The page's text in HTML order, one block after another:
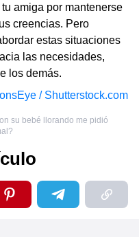
amiga por mantenerse
creencias. Pero
estas situaciones
las necesidades,
los demás.
/ Shutterstock.com
su bebé llorando me pidió